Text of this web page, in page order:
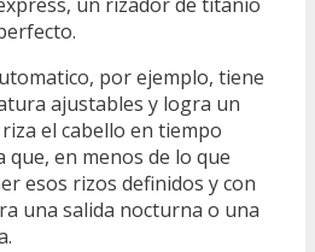
por ejemplo, tiene
ajustables y logra un
el cabello en tiempo
que, en menos de lo que
esos rizos definidos y con
una salida nocturna o una